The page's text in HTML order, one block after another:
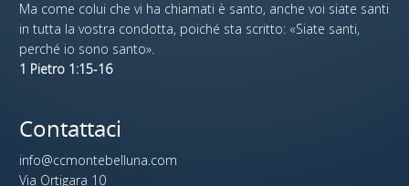
Ma come colui che vi ha chiamati è santo, anche voi siate santi
in tutta la vostra condotta, poiché sta scritto: «Siate santi,
perché io sono santo».
1 Pietro 1:15-16
Contattaci
info@ccmontebelluna.com
Via Ortigara 10